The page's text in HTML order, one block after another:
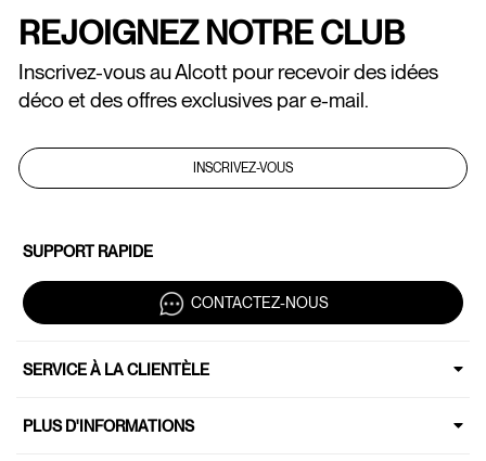
REJOIGNEZ NOTRE CLUB
Inscrivez-vous au Alcott pour recevoir des idées
déco et des offres exclusives par e-mail.
INSCRIVEZ-VOUS
SUPPORT RAPIDE
CONTACTEZ-NOUS
SERVICE À LA CLIENTÈLE
PLUS D'INFORMATIONS